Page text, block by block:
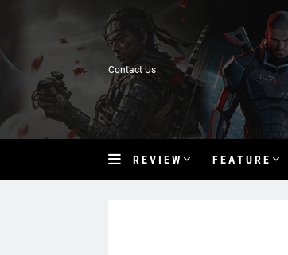
Contact Us
R E V I E W F E A T U R E